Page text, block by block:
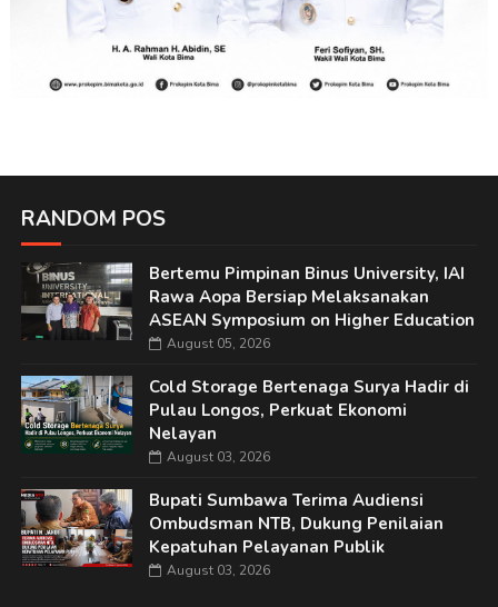
RANDOM POS
Bertemu Pimpinan Binus University, IAI
Rawa Aopa Bersiap Melaksanakan
ASEAN Symposium on Higher Education
August 05, 2026
Cold Storage Bertenaga Surya Hadir di
Pulau Longos, Perkuat Ekonomi
Nelayan
August 03, 2026
Bupati Sumbawa Terima Audiensi
Ombudsman NTB, Dukung Penilaian
Kepatuhan Pelayanan Publik
August 03, 2026